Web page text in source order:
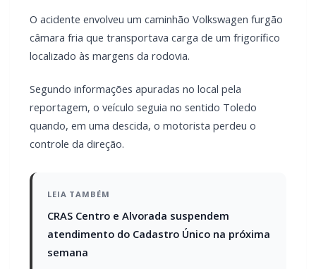
Um caminhão carregado com carne tombou no início da
manhã desta quarta-feira (20) na rodovia municipal que liga
Toledo ao distrito de Vila Nova.